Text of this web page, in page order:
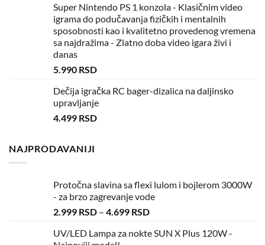
Super Nintendo PS 1 konzola - Klasičnim video
igrama do podučavanja fizičkih i mentalnih
sposobnosti kao i kvalitetno provedenog vremena
sa najdražima - Zlatno doba video igara živi i
danas
5.990 RSD
Dečija igračka RC bager-dizalica na daljinsko
upravljanje
4.499 RSD
NAJPRODAVANIJI
Protočna slavina sa flexi lulom i bojlerom 3000W
- za brzo zagrevanje vode
2.999 RSD – 4.699 RSD
UV/LED Lampa za nokte SUN X Plus 120W -